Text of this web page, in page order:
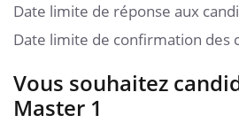
Date limite de réponse aux
Date limite de confirmation des
Vous souhaitez
Master 1